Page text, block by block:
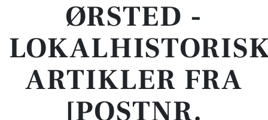
ØRSTED -
ARTIKLER FRA
[POSTNR.